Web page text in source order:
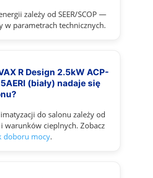
zależy od SEER/SCOP —
w parametrach technicznych.
R Design 2.5kW ACP-
(biały) nadaje się
do salonu zależy od
warunków cieplnych. Zobacz
doboru mocy.